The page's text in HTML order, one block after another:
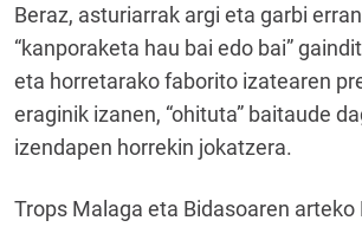
Beraz, asturiarrak argi eta garbi
“kanporaketa hau bai edo bai”
eta horretarako faborito izatearen
eraginik izanen, “ohituta” baitaude
izendapen horrekin jokatzera.
Trops Malaga eta Bidasoaren arteko